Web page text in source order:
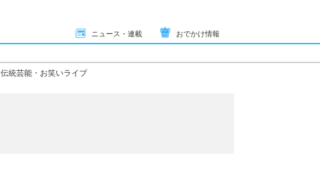
ニュース・連載 おでかけ情報
伝統芸能・お笑いライブ